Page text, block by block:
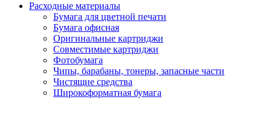
Расходные материалы
Бумага для цветной печати
Бумага офисная
Оригинальные картриджи
Совместимые картриджи
Фотобумага
Чипы, барабаны, тонеры, запасные части
Чистящие средства
Широкоформатная бумага